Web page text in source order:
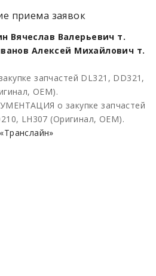
приема заявок
Вячеслав Валерьевич т.
Алексей Михайлович т.
запчастей DL321, DD321,
ОЕМ).
о закупке запчастей
LH307 (Оригинал, ОЕМ).